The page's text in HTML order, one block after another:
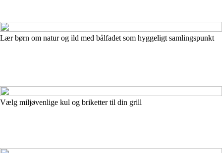
Lær børn om natur og ild med bålfadet som hyggeligt samlingspunkt
Vælg miljøvenlige kul og briketter til din grill